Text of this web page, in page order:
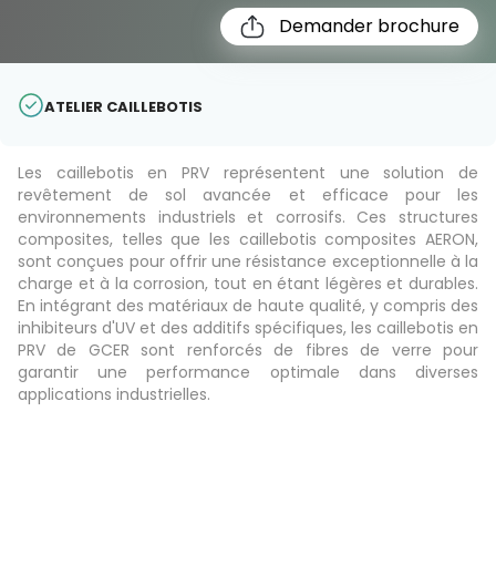
Demander brochure
ATELIER CAILLEBOTIS
Les caillebotis en PRV représentent une solution de
revêtement de sol avancée et efficace pour les
environnements industriels et corrosifs. Ces structures
composites, telles que les caillebotis composites AERON,
sont conçues pour offrir une résistance exceptionnelle à la
charge et à la corrosion, tout en étant légères et durables.
En intégrant des matériaux de haute qualité, y compris des
inhibiteurs d'UV et des additifs spécifiques, les caillebotis en
PRV de GCER sont renforcés de fibres de verre pour
garantir une performance optimale dans diverses
applications industrielles.